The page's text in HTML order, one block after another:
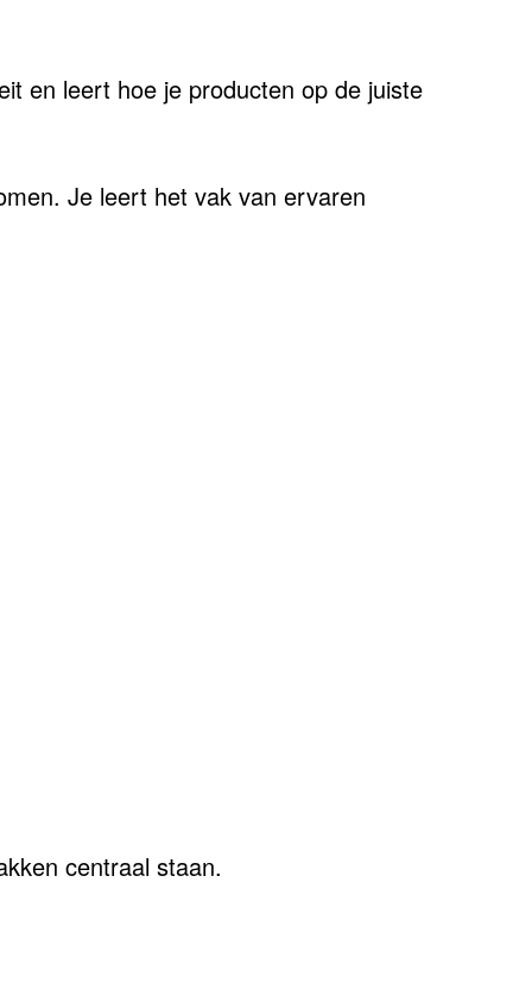
en leert hoe je producten op de juiste
Je leert het vak van ervaren
centraal staan.